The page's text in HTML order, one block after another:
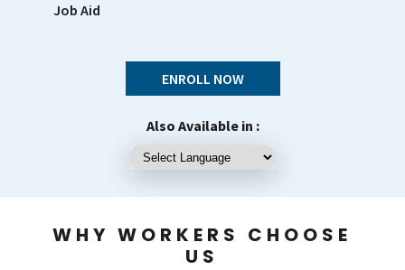
Job Aid
ENROLL NOW
Also Available in :
WHY WORKERS CHOOSE
US